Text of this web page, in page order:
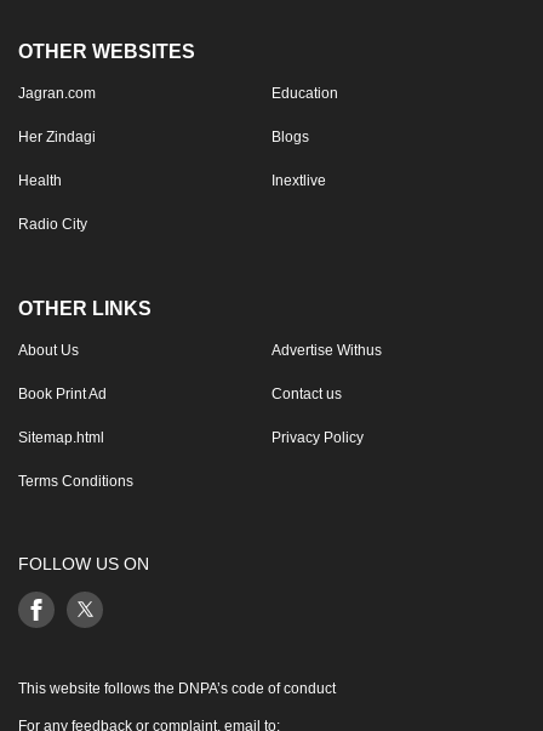
OTHER WEBSITES
Jagran.com Education
Her Zindagi Blogs
Health Inextlive
Radio City
OTHER LINKS
About Us Advertise Withus
Book Print Ad Contact us
Sitemap.html Privacy Policy
Terms Conditions
FOLLOW US ON
This website follows the DNPA’s code of conduct
For any feedback or complaint, email to: